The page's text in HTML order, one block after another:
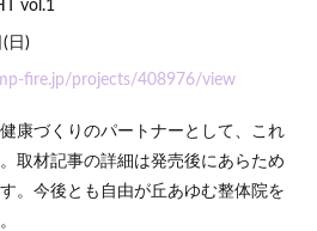
vol.1
日)
fire.jp/projects/408976/view
康づくりのパートナーとして、これ
取材記事の詳細は発売後にあらため
。今後とも自由が丘あゆむ整体院を